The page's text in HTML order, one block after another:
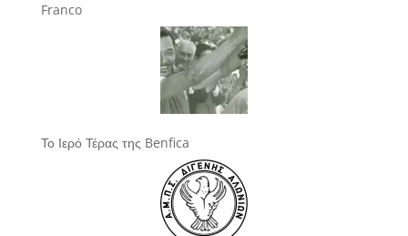
Franco
Το Ιερό Τέρας της Benfica